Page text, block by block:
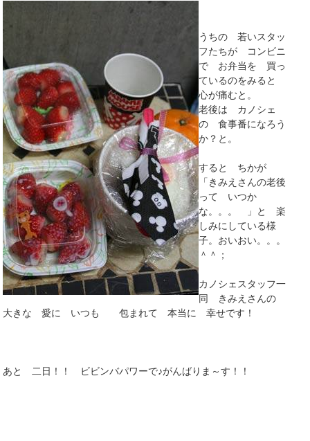
うちの 若いスタッ
フたちが コンビニ
で お弁当を 買っ
ているのをみると
心が痛むと。
老後は カノシェ
の 食事番になろう
か？と。
すると ちかが
「きみえさんの老後
って いつか
な。。。 」と 楽
しみにしている様
子。おいおい。。。
＾＾；
カノシェスタッフ一
同 きみえさんの
大きな 愛に いつも 包まれて 本当に 幸せです！
あと 二日！！ ビビンバパワーで♪がんばりま～す！！